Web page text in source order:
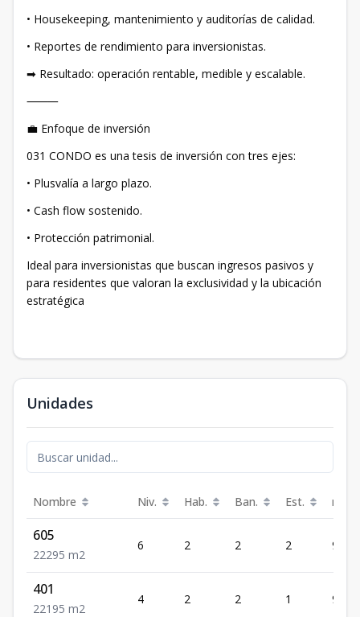
• Housekeeping, mantenimiento y auditorías de calidad.
• Reportes de rendimiento para inversionistas.
➡ Resultado: operación rentable, medible y escalable.
⸻
💼 Enfoque de inversión
031 CONDO es una tesis de inversión con tres ejes:
• Plusvalía a largo plazo.
• Cash flow sostenido.
• Protección patrimonial.
Ideal para inversionistas que buscan ingresos pasivos y
para residentes que valoran la exclusividad y la ubicación
estratégica
Unidades
Nombre Niv. Hab. Ban. Est. m²
605
22295 m2
6 2 2 2 95
401
221 95 m2
4 2 2 1 95